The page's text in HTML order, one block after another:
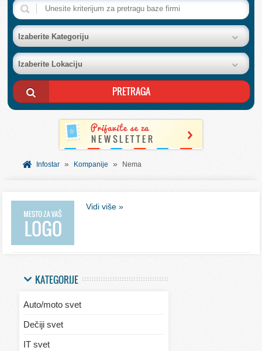
NASLOVNA
BAZA FIRMI
POSLOVNI OGLASI
AKCIJE I KATALOZI
BESPLATNI VAUČERI
SVET INFORMACIJA
Izaberite Kategoriju
Izaberite Lokaciju
Infostar » Kompanije » Nema
Vidi više »
KATEGORIJE
Auto/moto svet
Dečiji svet
IT svet